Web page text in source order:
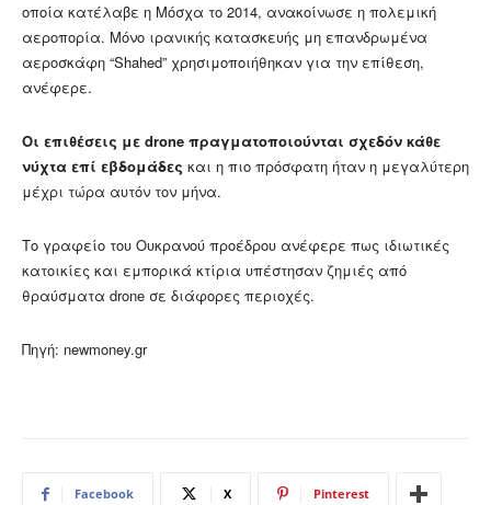
οποία κατέλαβε η Μόσχα το 2014, ανακοίνωσε η πολεμική
αεροπορία. Μόνο ιρανικής κατασκευής μη επανδρωμένα
αεροσκάφη “Shahed” χρησιμοποιήθηκαν για την επίθεση,
ανέφερε.
Οι επιθέσεις με drone πραγματοποιούνται σχεδόν κάθε
νύχτα επί εβδομάδες και η πιο πρόσφατη ήταν η μεγαλύτερη
μέχρι τώρα αυτόν τον μήνα.
Το γραφείο του Ουκρανού προέδρου ανέφερε πως ιδιωτικές
κατοικίες και εμπορικά κτίρια υπέστησαν ζημιές από
θραύσματα drone σε διάφορες περιοχές.
Πηγή: newmoney.gr
Facebook X Pinterest